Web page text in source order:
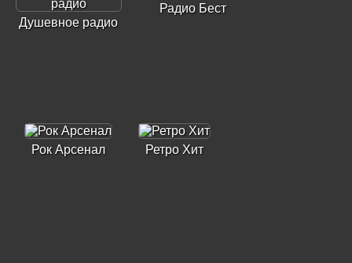
Душевное радио
Радио Бест
Рок Арсенал Ретро Хит